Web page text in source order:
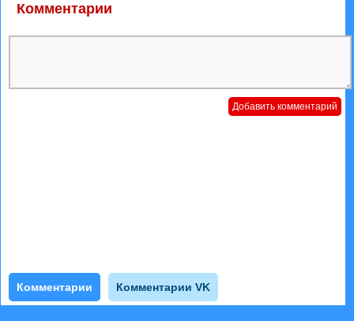
Комментарии
Комментарии Комментарии VK